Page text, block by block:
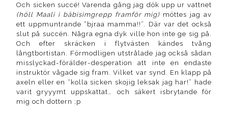
Och sicken succé! Varenda gång jag dök upp ur vattnet
(höll Maali i bäbisimgrepp framför mig) möttes jag av
ett uppmuntrande “bjraa mamma!!”. Där var det också
slut på succén. Några egna dyk ville hon inte ge sig på.
Och efter skräcken i flytvästen kändes tvång
långtbortistan. Förmodligen utstrålade jag också sådan
misslyckad-förälder-desperation att inte en endaste
instruktör vågade sig fram. Vilket var synd. En klapp på
axeln eller en “kolla sicken skojig leksak jag har!” hade
varit gryyymt uppskattat… och säkert isbrytande för
mig och dottern ;p